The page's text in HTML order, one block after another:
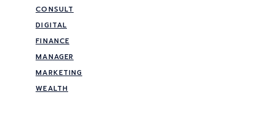
CONSULT
DIGITAL
FINANCE
MANAGER
MARKETING
WEALTH